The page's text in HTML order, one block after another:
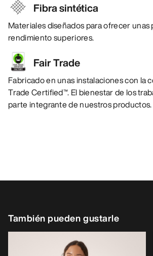
Fibra sintética
Materiales diseñados para ofrecer unas
rendimiento superiores.
Fair Trade
Fabricado en unas instalaciones con la
Trade Certified™. El bienestar de los
parte integrante de nuestros productos.
También pueden gustarle